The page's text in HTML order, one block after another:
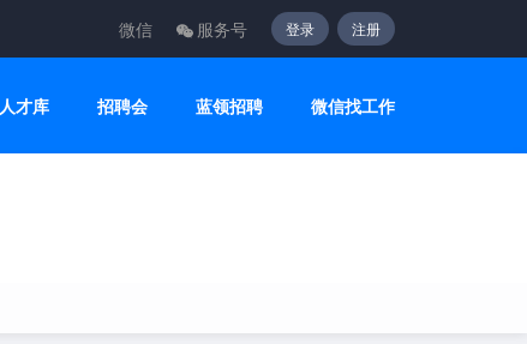
微信 服务号 登录 注册
人才库 招聘会 蓝领招聘 微信找工作